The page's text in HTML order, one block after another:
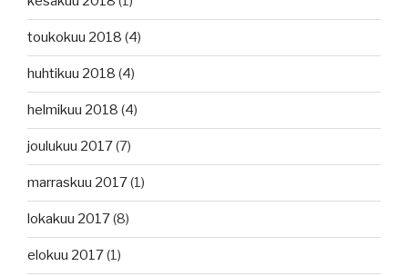
toukokuu 2018 (4)
huhtikuu 2018 (4)
helmikuu 2018 (4)
joulukuu 2017(7)
marraskuu 2017(1)
lokakuu 2017(8)
elokuu 2017(1)